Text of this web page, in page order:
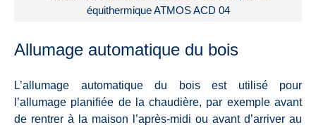
équithermique ATMOS ACD 04
Allumage automatique du bois
L’allumage automatique du bois est utilisé pour
l’allumage planifiée de la chaudière, par exemple avant
de rentrer à la maison l’après-midi ou avant d’arriver au